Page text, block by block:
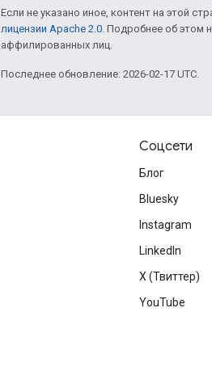
Если не указано иное, контент на этой
лицензии Apache 2.0 . Подробнее об этом
аффилированных лиц.
Последнее обновление: 2026-02-17 UTC.
Соцсети
Блог
Bluesky
Instagram
LinkedIn
X (Твиттер)
YouTube